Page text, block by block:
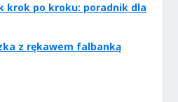
krok po kroku: poradnik dla
z rękawem falbanką